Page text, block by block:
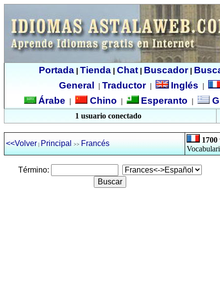
Portada| Tienda| Chat| Buscador|
General
Traductor| Inglés
Árabe Chino Esperanto
1 usuario conectado
<<Volver | Principal >> Francés
Término: